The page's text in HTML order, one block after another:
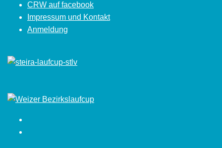
CRW auf facebook
Impressum und Kontakt
Anmeldung